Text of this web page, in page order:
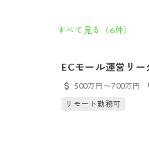
すべて見る（ 6件）
ECモール運営リー
500万円〜700万円
リモート勤務可